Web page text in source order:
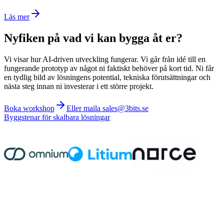
Läs mer
Nyfiken på vad vi kan bygga åt er?
Vi visar hur AI-driven utveckling fungerar. Vi går från idé till en
fungerande prototyp av något ni faktiskt behöver på kort tid. Ni får
en tydlig bild av lösningens potential, tekniska förutsättningar och
nästa steg innan ni investerar i ett större projekt.
Boka workshop
Eller maila sales@3bits.se
Byggstenar för skalbara lösningar